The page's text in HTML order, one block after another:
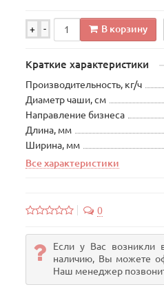
+ - В корзину
Краткие характеристики
Производительность, кг/ч
Диаметр чаши, см
Направление бизнеса
Длина, мм
Ширина, мм
Все характеристики
0
Если у Вас возникли
наличию, Вы можете
Наш менеджер